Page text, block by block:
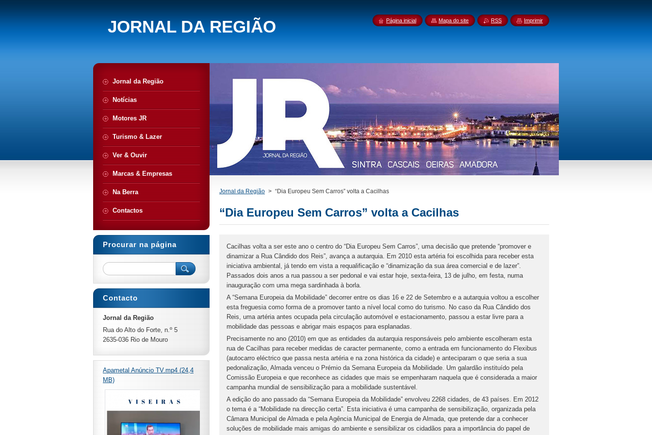
JORNAL DA REGIÃO
Jornal da Região > “Dia Europeu Sem Carros” volta a Cacilhas
“Dia Europeu Sem Carros” volta a Cacilhas
Cacilhas volta a ser este ano o centro do “Dia Europeu Sem Carros”, uma decisão que pretende “promover e
dinamizar a Rua Cândido dos Reis”, avança a autarquia. Em 2010 esta artéria foi escolhida para receber esta
iniciativa ambiental, já tendo em vista a requalificação e “dinamização da sua área comercial e de lazer”.
Passados dois anos a rua passou a ser pedonal e vai estar hoje, sexta-feira, 13 de julho, em festa, numa
inauguração com uma mega sardinhada à borla.
A “Semana Europeia da Mobilidade” decorrer entre os dias 16 e 22 de Setembro e a autarquia voltou a escolher
esta freguesia como forma de a promover tanto a nível local como do turismo. No caso da Rua Cândido dos
Reis, uma artéria antes ocupada pela circulação automóvel e estacionamento, passou a estar livre para a
mobilidade das pessoas e abrigar mais espaços para esplanadas.
Precisamente no ano (2010) em que as entidades da autarquia responsáveis pelo ambiente escolheram esta
rua de Cacilhas para receber medidas de caracter permanente, como a entrada em funcionamento do Flexibus
(autocarro eléctrico que passa nesta artéria e na zona histórica da cidade) e anteciparam o que seria a sua
pedonalização, Almada venceu o Prémio da Semana Europeia da Mobilidade. Um galardão instituído pela
Comissão Europeia e que reconhece as cidades que mais se empenharam naquela que é considerada a maior
campanha mundial de sensibilização para a mobilidade sustentável.
A edição do ano passado da “Semana Europeia da Mobilidade” envolveu 2268 cidades, de 43 países. Em 2012
o tema é a “Mobilidade na direcção certa”. Esta iniciativa é uma campanha de sensibilização, organizada pela
Câmara Municipal de Almada e pela Agência Municipal de Energia de Almada, que pretende dar a conhecer
soluções de mobilidade mais amigas do ambiente e sensibilizar os cidadãos para a importância do papel de
Jornal da Região
Notícias
Motores JR
Turismo & Lazer
Ver & Ouvir
Marcas & Empresas
Na Berra
Contactos
Procurar na página
Contacto
Jornal da Região
Rua do Alto do Forte, n.º 5
2635-036 Rio de Mouro
Apametal Anúncio TV.mp4 (24,4
MB)
Página inicial Mapa do site RSS Imprimir